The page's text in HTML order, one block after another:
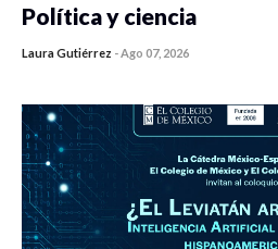
Política y ciencia
Laura Gutiérrez -Ago 07, 2026